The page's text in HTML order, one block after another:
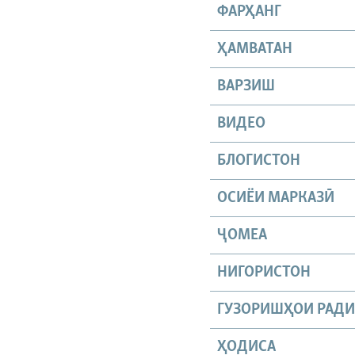
ФАРҲАНГ
ҲАМВАТАН
ВАРЗИШ
ВИДЕО
БЛОГИСТОН
ОСИЁИ МАРКАЗӢ
ҶОМEА
НИГОРИСТОН
ГУЗОРИШҲОИ
ҲОДИСА